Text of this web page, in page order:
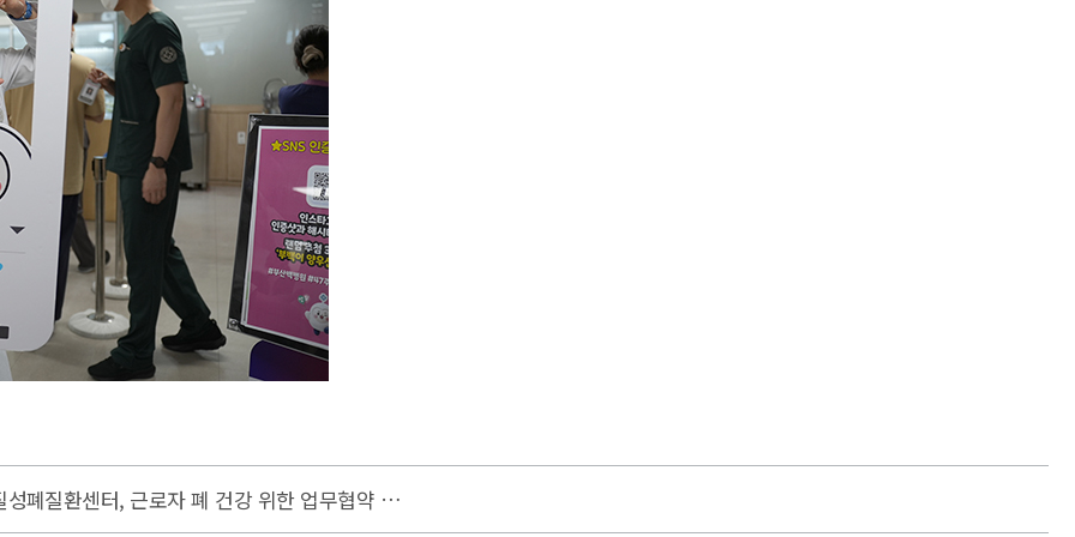
부산울산직업병안심센터 - 부산백병원 간질성폐질환센터, 근로자 폐 건강 위한 업무협약 체결